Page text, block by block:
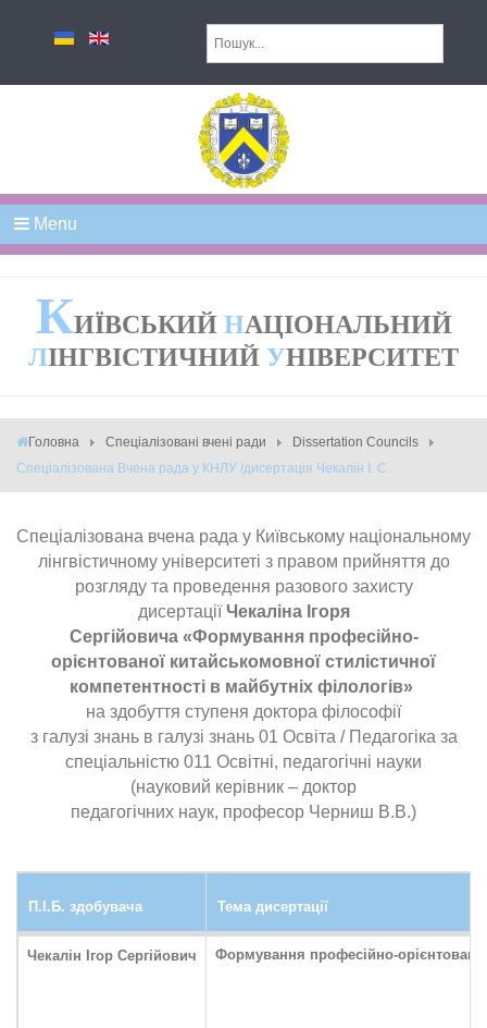
Menu
КИЇВСЬКИЙ НАЦІОНАЛЬНИЙ
ЛІНГВІСТИЧНИЙ УНІВЕРСИТЕТ
Головна Спеціалізовані вчені ради
Dissertation Councils
Спеціалізована Вчена рада у КНЛУ /дисертація Чекалін І. С.
Спеціалізована вчена рада у Київському національному
лінгвістичному університеті з правом прийняття до
розгляду та проведення разового захисту
дисертації Чекаліна Ігоря
Сергійовича «Формування професійно-
орієнтованої китайськомовної стилістичної
компетентності в майбутніх філологів»
на здобуття ступеня доктора філософії
з галузі знань в галузі знань 01 Освіта / Педагогіка за
спеціальністю 011 Освітні, педагогічні науки
(науковий керівник – доктор
педагогічних наук, професор Черниш В.В.)
П.І.Б. здобувача Тема дисертації
Чекалін Ігор Сергійович Формування професійно-